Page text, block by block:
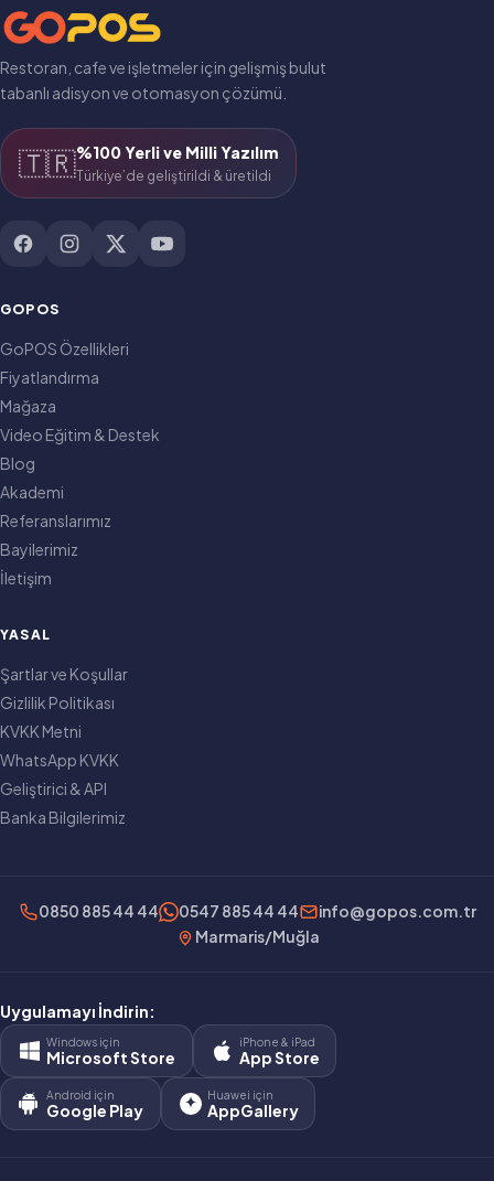
Restoran, cafe ve işletmeler için gelişmiş bulut
tabanlı adisyon ve otomasyon çözümü.
🇹🇷%100 Yerli ve Milli Yazılım
Türkiye’de geliştirildi & üretildi
GOPOS
GoPOS Özellikleri
Fiyatlandırma
Mağaza
Video Eğitim & Destek
Blog
Akademi
Referanslarımız
Bayilerimiz
İletişim
YASAL
Şartlar ve Koşullar
Gizlilik Politikası
KVKK Metni
WhatsApp KVKK
Geliştirici & API
Banka Bilgilerimiz
0850 885 44 44 0547 885 44 44
info@gopos.com.tr
Marmaris/Muğla
Uygulamayı İndirin:
Windows için
Microsoft Store
iPhone & iPad
App Store
Android için
Google Play
Huawei için
AppGallery